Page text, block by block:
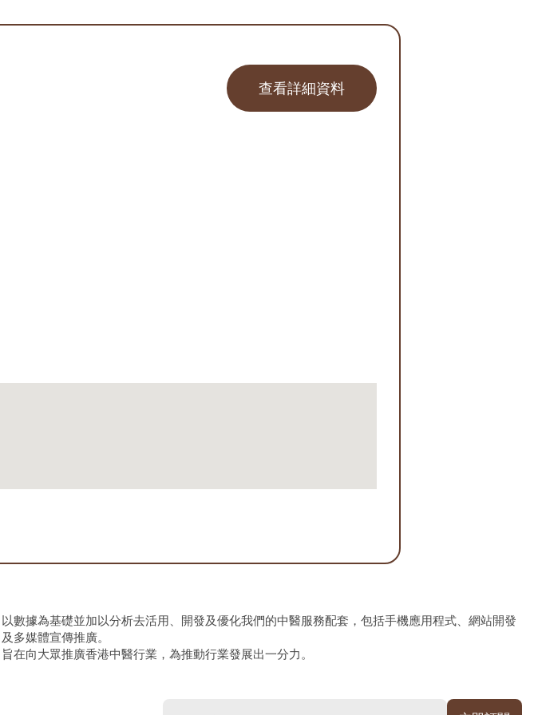
查看詳細資料
以數據為基礎並加以分析去活用、開發及優化我們的中醫服務配套，包括手機應用程式、網站開發
及多媒體宣傳推廣。
旨在向大眾推廣香港中醫行業，為推動行業發展出一分力。